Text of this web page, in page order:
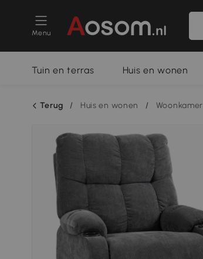
Menu
Tuin en terras Huis en wonen
Terug / Huis en wonen / Woonkamer